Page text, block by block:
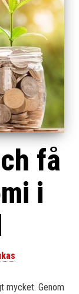
få
i
mycket. Genom